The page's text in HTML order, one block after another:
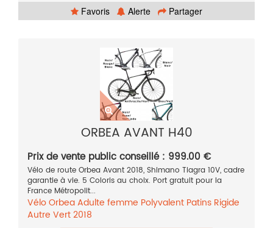
Favoris
Alerte Partager
ORBEA AVANT H40
Prix de vente public conseillé : 999.00 €
Vélo de route Orbea Avant 2018, Shimano Tiagra 10V, cadre
garantie à vie. 5 Coloris au choix. Port gratuit pour la
France Métropolit...
VéloOrbeaAdulte femme Polyvalent Patins Rigide
Autre Vert2018